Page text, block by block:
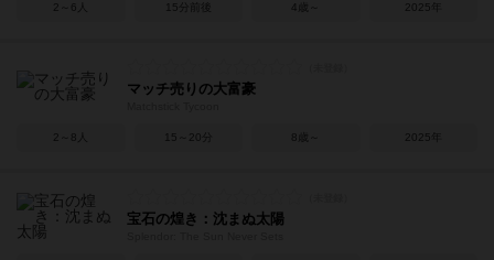
2～6人 15分前後 4歳～ 2025年
マッチ売りの大富豪
2～8人 15～20分 8歳～ 2025年
宝石の煌き：沈まぬ太陽